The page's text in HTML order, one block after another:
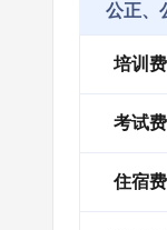
公正、
培训费
考试费
住宿费